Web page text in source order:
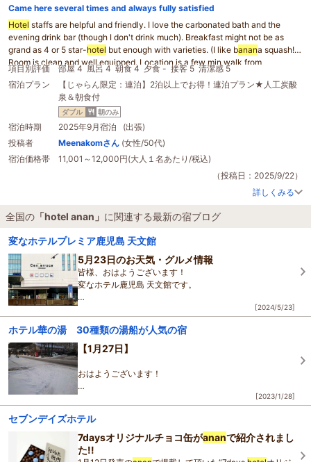
Came here several times and always fully satisfied
Hotel staffs are helpful and friendly. I love the carbonated bath and the
evening drink bar (though I don't drink much). Breakfast might not be as
grand as 4 or 5 star-hotel but enough with varieties. (I like banana squash!)
Room is clean and well equipped. Location is a few min walk from
Okachimachi station. I think it's a small, cozyhotel. I hope to come back and
enjoy my 4th visit soon!
項目別評価 部屋 4 風呂 4 朝食 4 夕食 - 接客 5 清潔感 5
宿泊プラン
【じゃらん限定：連泊】2泊以上でお得！連泊プラン★人工炭酸
泉＆朝食付
ダブル 朝のみ
宿泊時期
2025年9月宿泊 (出張)
投稿者
Meenakomさん (女性/50代)
宿泊価格帯
11,001～12,000円(大人１名あたり/税込)
（投稿日：2025/9/22）
詳しくみる
全国の 「hotel anan」 に関連する最新の宿ブログ
変なホテルプレミア鹿児島 天文館
5月23日のお天気・グルメ情報
皆様、おはようございます！
変なホテル鹿児島 天文館です。
九州南部の梅雨入
[2024/5/23]
ホテル華の湯 30種類の湯船が人気の宿
【1月27日】
おはようございます！
へ飛んで行ってしまい
5センチ程度しか積もっておりませんでした。
今現在は、久しぶりの青空と太陽が顔を出
[2023/1/28]
セブンデイズホテル
7daysオリジナルチョコ缶がananで紹介されまし
た!!